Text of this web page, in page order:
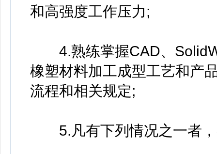
和高强度工作压力;
4.熟练掌握CAD、
橡塑材料加工成型工艺和产
流程和相关规定;
5.凡有下列情况之一者，